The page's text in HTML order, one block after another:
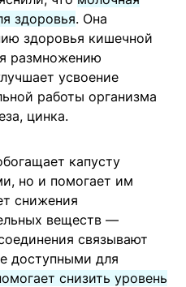
здоровья. Она
здоровья кишечной
размножению
усвоение
работы организма
цинка.
капусту
но и помогает им
снижения
веществ —
связывают
доступными для
снизить уровень